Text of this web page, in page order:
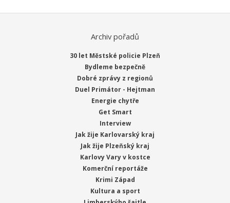
Archiv pořadů
30 let Městské policie Plzeň
Bydleme bezpečně
Dobré zprávy z regionů
Duel Primátor - Hejtman
Energie chytře
Get Smart
Interview
Jak žije Karlovarský kraj
Jak žije Plzeňský kraj
Karlovy Vary v kostce
Komerční reportáže
Krimi Západ
Kultura a sport